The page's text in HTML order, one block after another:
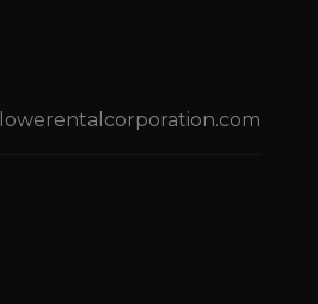
lowerentalcorporation.com